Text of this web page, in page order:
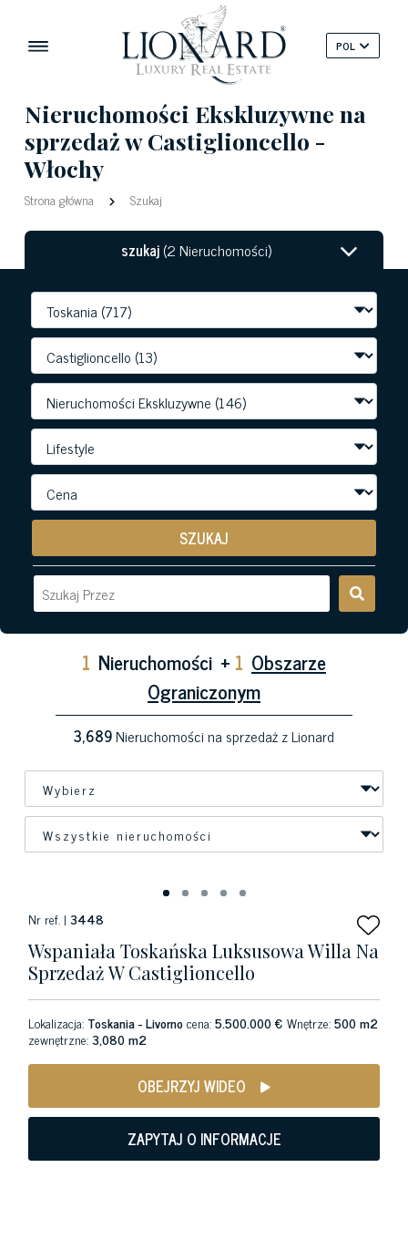
POL
Nieruchomości Ekskluzywne na
sprzedaż w Castiglioncello -
Włochy
Strona główna Szukaj
szukaj(2 Nieruchomości)
SZUKAJ
1 Nieruchomości + 1 Obszarze
Ograniczonym
3,689Nieruchomości na sprzedaż z Lionard
Nr ref. | 3448
Wspaniała Toskańska Luksusowa Willa Na
Sprzedaż W Castiglioncello
Lokalizacja: Toskania - Livornocena:5.500.000 € Wnętrze:500 m2
zewnętrzne:3,080 m2
OBEJRZYJ WIDEO
ZAPYTAJ O INFORMACJE